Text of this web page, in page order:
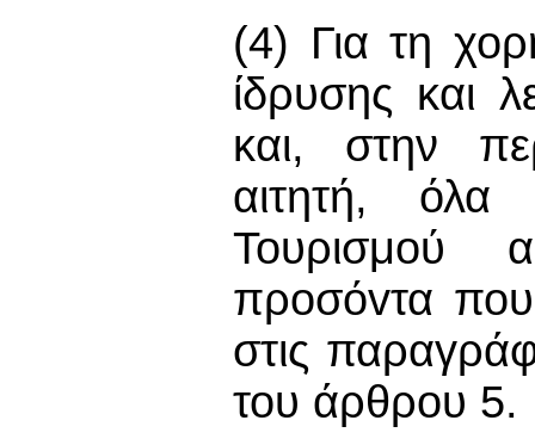
(4) Για τη
ίδρυσης και
και, στην
αιτητή,
Τουρισμού
πρoσόvτα που
στις
του άρθρου 5.